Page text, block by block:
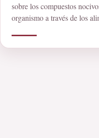
sobre los compuestos
organismo a través de los